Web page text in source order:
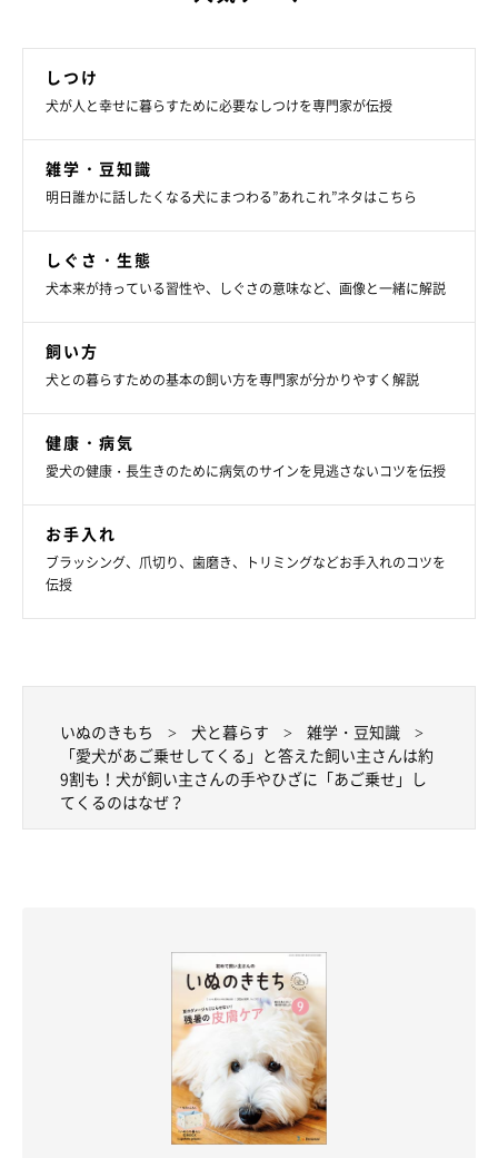
しつけ
犬が人と幸せに暮らすために必要なしつけを専門家が伝授
雑学・豆知識
明日誰かに話したくなる犬にまつわる”あれこれ”ネタはこちら
しぐさ・生態
犬本来が持っている習性や、しぐさの意味など、画像と一緒に解説
飼い方
犬との暮らすための基本の飼い方を専門家が分かりやすく解説
健康・病気
愛犬の健康・長生きのために病気のサインを見逃さないコツを伝授
お手入れ
ブラッシング、爪切り、歯磨き、トリミングなどお手入れのコツを
伝授
いぬのきもち 犬と暮らす
雑学・豆知識
「愛犬があご乗せしてくる」と答えた飼い主さんは約
9割も！犬が飼い主さんの手やひざに「あご乗せ」し
てくるのはなぜ？